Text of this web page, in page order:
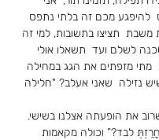
להיפגע מכם זה בלתי נתפס
שאלות משבת  תציצו בתשובות, למי זה
לשלם ועד  תשאלו אולי
מתי מזפתים את הגג במחילה
נזילה  שאני אעלב? "חלילה
את הופעתה אצלנו בשישי.
לבד?” וכולה מקאמות